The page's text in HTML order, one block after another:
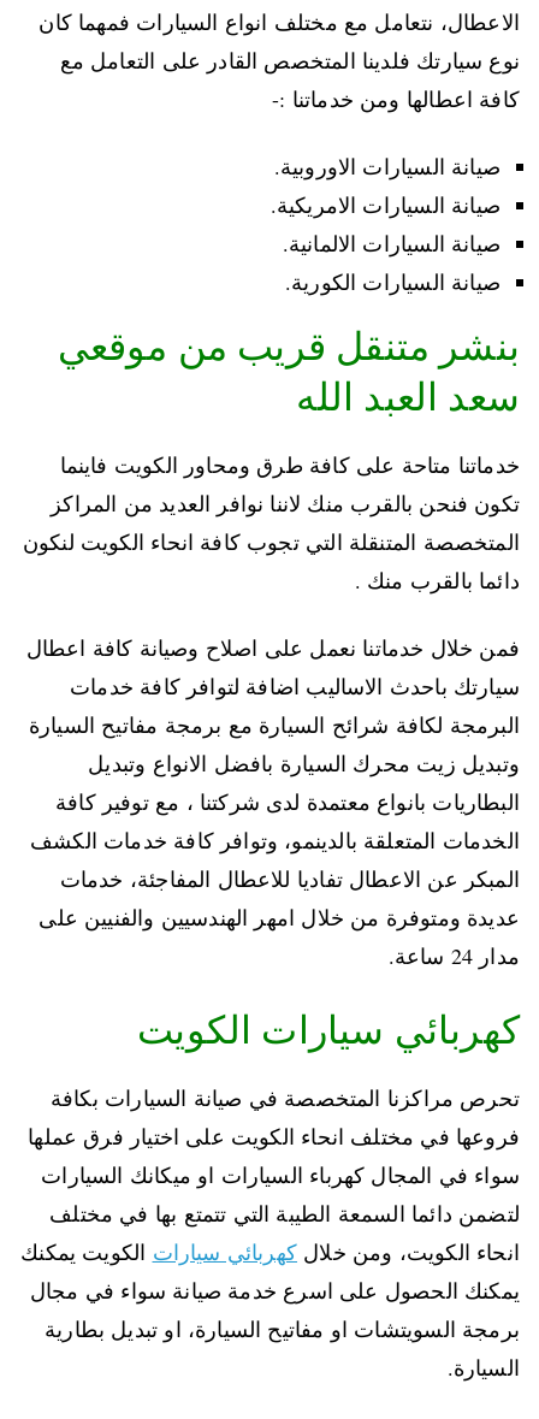
الاعطال، نتعامل مع مختلف انواع السيارات فمهما كان
نوع سيارتك فلدينا المتخصص القادر على التعامل مع
كافة اعطالها ومن خدماتنا :-
صيانة السيارات الاوروبية.
صيانة السيارات الامريكية.
صيانة السيارات الالمانية.
صيانة السيارات الكورية.
بنشر متنقل قريب من موقعي
سعد العبد الله
خدماتنا متاحة على كافة طرق ومحاور الكويت فاينما
تكون فنحن بالقرب منك لاننا نوافر العديد من المراكز
المتخصصة المتنقلة التي تجوب كافة انحاء الكويت لنكون
دائما بالقرب منك .
فمن خلال خدماتنا نعمل على اصلاح وصيانة كافة اعطال
سيارتك باحدث الاساليب اضافة لتوافر كافة خدمات
البرمجة لكافة شرائح السيارة مع برمجة مفاتيح السيارة
وتبديل زيت محرك السيارة بافضل الانواع وتبديل
البطاريات بانواع معتمدة لدى شركتنا ، مع توفير كافة
الخدمات المتعلقة بالدينمو، وتوافر كافة خدمات الكشف
المبكر عن الاعطال تفاديا للاعطال المفاجئة، خدمات
عديدة ومتوفرة من خلال امهر الهندسيين والفنيين على
مدار 24 ساعة.
كهربائي سيارات الكويت
تحرص مراكزنا المتخصصة في صيانة السيارات بكافة
فروعها في مختلف انحاء الكويت على اختيار فرق عملها
سواء في المجال كهرباء السيارات او ميكانك السيارات
لتضمن دائما السمعة الطيبة التي تتمتع بها في مختلف
انحاء الكويت، ومن خلال كهربائي سيارات الكويت يمكنك
يمكنك الحصول على اسرع خدمة صيانة سواء في مجال
برمجة السويتشات او مفاتيح السيارة، او تبديل بطارية
السيارة.